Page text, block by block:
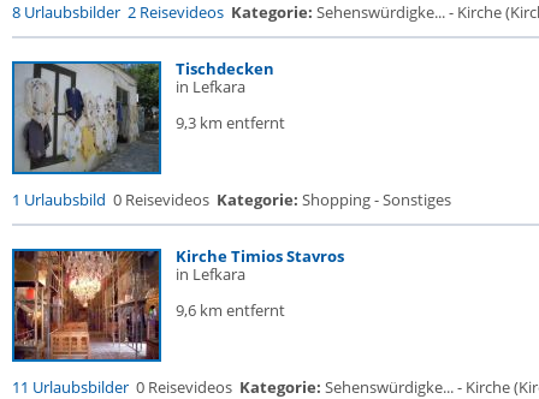
8 Urlaubsbilder 2 Reisevideos Kategorie: Sehenswürdigke... - Kirche
Tischdecken
in Lefkara
9,3 km entfernt
1 Urlaubsbild 0 Reisevideos Kategorie: Shopping - Sonstiges
Kirche Timios Stavros
in Lefkara
9,6 km entfernt
11 Urlaubsbilder 0 Reisevideos Kategorie: Sehenswürdigke... - Kirche